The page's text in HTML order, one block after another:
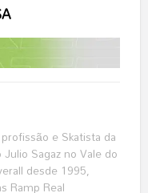
e Skatista da
Sagaz no Vale do
desde 1995,
Ramp Real